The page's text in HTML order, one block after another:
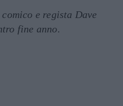
e regista Dave
fine anno.